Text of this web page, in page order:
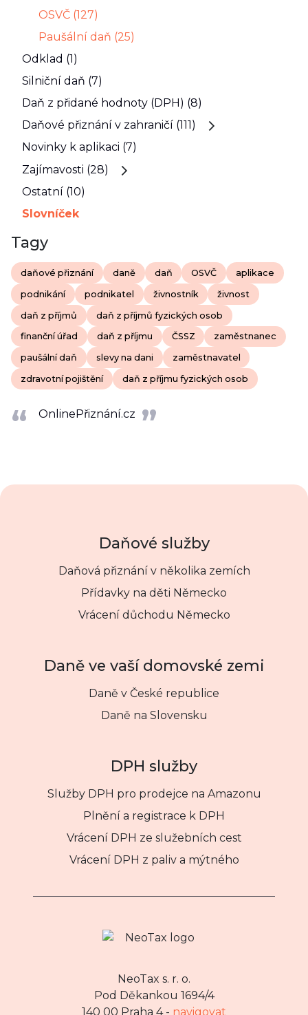
OSVČ (127)
Paušální daň (25)
Odklad (1)
Silniční daň (7)
Daň z přidané hodnoty (DPH) (8)
Daňové přiznání v zahraničí (111)
Novinky k aplikaci (7)
Zajímavosti (28)
Ostatní (10)
Slovníček
Tagy
daňové přiznání daně daň OSVČ aplikace
podnikání podnikatel živnostník živnost
daň z příjmů daň z příjmů fyzických osob
finanční úřad daň z příjmu ČSSZ zaměstnanec
paušální daň slevy na dani zaměstnavatel
zdravotní pojištění daň z příjmu fyzických osob
OnlinePřiznání.cz
Daňové služby
Daňová přiznání v několika zemích
Přídavky na děti Německo
Vrácení důchodu Německo
Daně ve vaší domovské zemi
Daně v České republice
Daně na Slovensku
DPH služby
Služby DPH pro prodejce na Amazonu
Plnění a registrace k DPH
Vrácení DPH ze služebních cest
Vrácení DPH z paliv a mýtného
NeoTax s. r. o.
Pod Děkankou 1694/4
140 00 Praha 4 - navigovat